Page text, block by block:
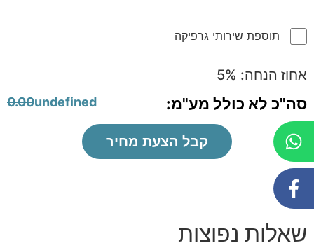
תוספת שירותי גרפיקה
אחוז הנחה: 5%
סה"כ לא כולל מע"מ: 0.00undefined
קבל הצעת מחיר
שאלות נפוצות